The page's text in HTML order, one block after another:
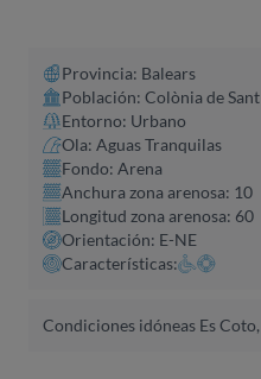
Provincia: Balears
Población: Colònia de
Entorno: Urbano
Ola: Aguas Tranquilas
Fondo: Arena
Anchura zona arenosa: 10
Longitud zona arenosa: 60
Orientación: E-NE
Características:
Condiciones idóneas Es